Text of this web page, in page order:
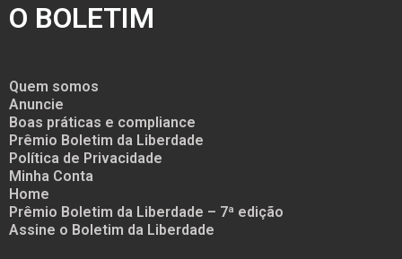
O BOLETIM
Quem somos
Anuncie
Boas práticas e compliance
Prêmio Boletim da Liberdade
Política de Privacidade
Minha Conta
Home
Prêmio Boletim da Liberdade – 7ª edição
Assine o Boletim da Liberdade